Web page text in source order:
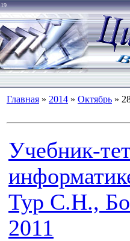
Главная » 2014 » Октябрь »
Учебник-
Тур С.Н.,
2011